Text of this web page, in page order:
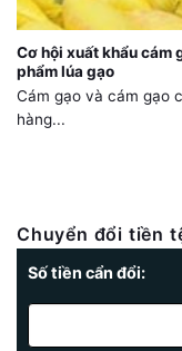
Cơ hội xuất khẩu cám
phẩm lúa gạo
Cám gạo và cám gạo
hàng...
Chuyển đổi tiền
Số tiền cẩn đổi: